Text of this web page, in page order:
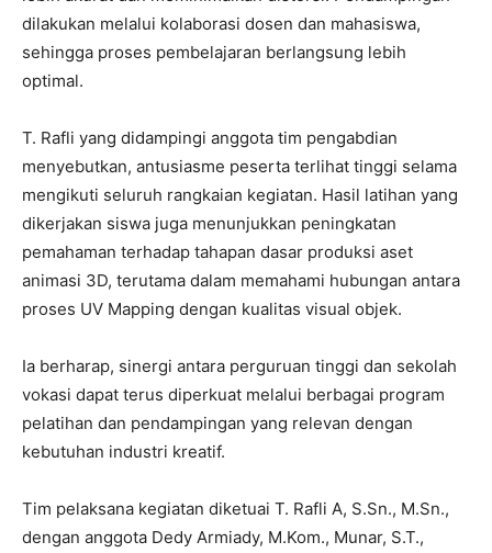
dilakukan melalui kolaborasi dosen dan mahasiswa,
sehingga proses pembelajaran berlangsung lebih
optimal.
T. Rafli yang didampingi anggota tim pengabdian
menyebutkan, antusiasme peserta terlihat tinggi selama
mengikuti seluruh rangkaian kegiatan. Hasil latihan yang
dikerjakan siswa juga menunjukkan peningkatan
pemahaman terhadap tahapan dasar produksi aset
animasi 3D, terutama dalam memahami hubungan antara
proses UV Mapping dengan kualitas visual objek.
Ia berharap, sinergi antara perguruan tinggi dan sekolah
vokasi dapat terus diperkuat melalui berbagai program
pelatihan dan pendampingan yang relevan dengan
kebutuhan industri kreatif.
Tim pelaksana kegiatan diketuai T. Rafli A, S.Sn., M.Sn.,
dengan anggota Dedy Armiady, M.Kom., Munar, S.T.,